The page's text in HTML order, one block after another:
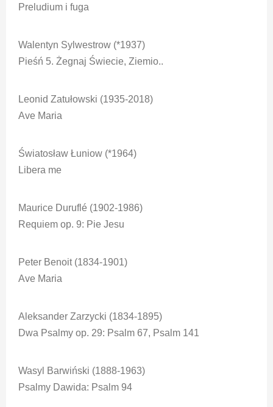
Preludium i fuga
Walentyn Sylwestrow (*1937)
Pieśń 5. Żegnaj Świecie, Ziemio..
Leonid Zatułowski (1935-2018)
Ave Maria
Światosław Łuniow (*1964)
Libera me
Maurice Duruflé (1902-1986)
Requiem op. 9: Pie Jesu
Peter Benoit (1834-1901)
Ave Maria
Aleksander Zarzycki (1834-1895)
Dwa Psalmy op. 29: Psalm 67, Psalm 141
Wasyl Barwiński (1888-1963)
Psalmy Dawida: Psalm 94